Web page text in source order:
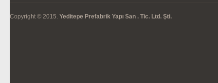
Copyright © 2015. Yeditepe Prefabrik Yapı San . Tic. Ltd. Şti.